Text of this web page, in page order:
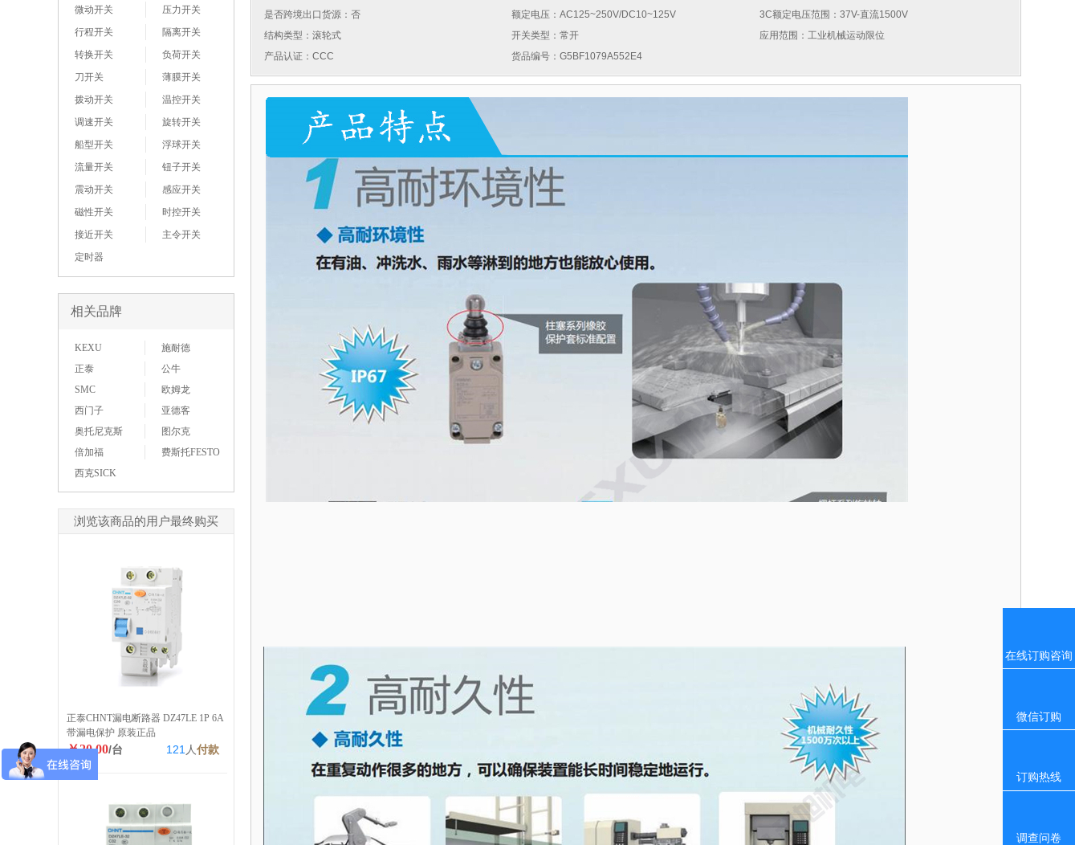
微动开关
压力开关
行程开关
隔离开关
转换开关
负荷开关
刀开关
薄膜开关
拨动开关
温控开关
调速开关
旋转开关
船型开关
浮球开关
流量开关
钮子开关
震动开关
感应开关
磁性开关
时控开关
接近开关
主令开关
定时器
相关品牌
KEXU
施耐德
正泰
公牛
SMC
欧姆龙
西门子
亚德客
奥托尼克斯
图尔克
倍加福
费斯托FESTO
西克SICK
浏览该商品的用户最终购买
正泰CHNT漏电断路器 DZ47LE 1P 6A
带漏电保护 原装正品
￥20.00/台 121 人付款
是否跨境出口货源：否
额定电压：AC125~250V/DC10~125V
3C额定电压范围：37V-直流1500V
结构类型：滚轮式
开关类型：常开
应用范围：工业机械运动限位
产品认证：CCC
货品编号：G5BF1079A552E4
在线订购咨询
微信订购
订购热线
调查问卷